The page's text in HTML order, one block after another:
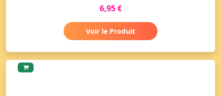
6,95 €
Voir le Produit